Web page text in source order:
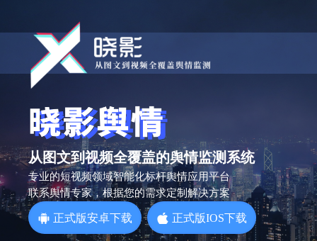
从图文到视频全覆盖的舆情监测系统
专业的短视频领域智能化标杆舆情应用平台
联系舆情专家，根据您的需求定制解决方案
正式版安卓下载 正式版IOS下载